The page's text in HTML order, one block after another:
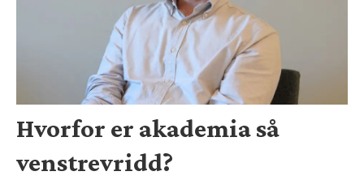
Hvorfor er akademia så
venstrevridd?